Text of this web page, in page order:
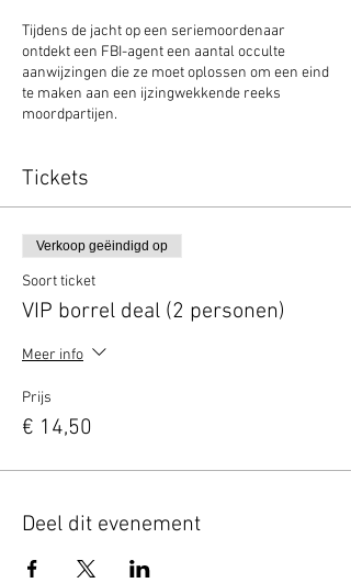
Tijdens de jacht op een seriemoordenaar
ontdekt een FBI-agent een aantal occulte
aanwijzingen die ze moet oplossen om een eind
te maken aan een ijzingwekkende reeks
moordpartijen.
Tickets
Verkoop geëindigd op
Soort ticket
VIP borrel deal (2 personen)
Meer info
Prijs
€ 14,50
Deel dit evenement